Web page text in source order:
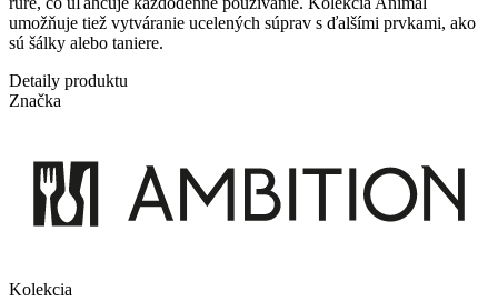
umožňuje tiež vytváranie ucelených súprav s ďalšími prvkami, ako
sú šálky alebo taniere.
Detaily produktu
Značka
Kolekcia